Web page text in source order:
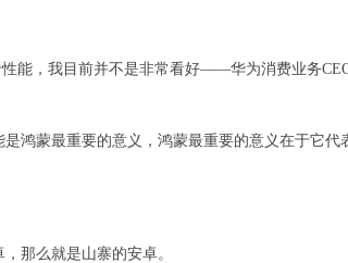
能，我目前并不是非常看好——华为消费业务
鸿蒙最重要的意义，鸿蒙最重要的意义在于它代
那么就是山寨的安卓。